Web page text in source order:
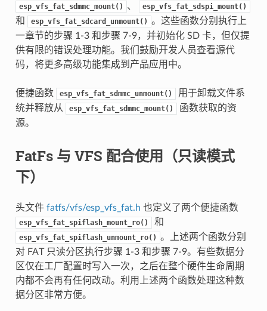
esp_vfs_fat_sdmmc_mount() 、 esp_vfs_fat_sdspi_mount()
和 esp_vfs_fat_sdcard_unmount() 。这些函数分别执行上
一章节的步骤 1-3 和步骤 7-9，并初始化 SD 卡，但仅提
供有限的错误处理功能。我们鼓励开发人员查看源代
码，将更多高级功能集成到产品应用中。
便捷函数 esp_vfs_fat_sdmmc_unmount()
用于卸载文件系
统并释放从
esp_vfs_fat_sdmmc_mount()
函数获取的资
源。
FatFs 与 VFS 配合使用（只读模式
下）
头文件 fatfs/vfs/esp_vfs_fat.h 也定义了两个便捷函数
esp_vfs_fat_spiflash_mount_ro() 和
esp_vfs_fat_spiflash_unmount_ro() 。上述两个函数分别
对 FAT 只读分区执行步骤 1-3 和步骤 7-9。有些数据分
区仅在工厂配置时写入一次，之后在整个硬件生命周期
内都不会再有任何改动。利用上述两个函数处理这种数
据分区非常方便。